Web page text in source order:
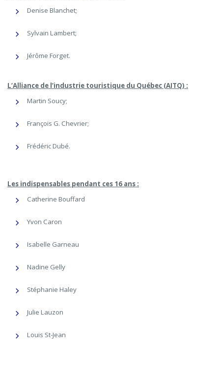
Denise Blanchet;
Sylvain Lambert;
Jérôme Forget.
L’Alliance de l’industrie touristique du Québec (AITQ) :
Martin Soucy;
François G. Chevrier;
Frédéric Dubé.
Les indispensables pendant ces 16 ans :
Catherine Bouffard
Yvon Caron
Isabelle Garneau
Nadine Gelly
Stéphanie Haley
Julie Lauzon
Louis St-Jean